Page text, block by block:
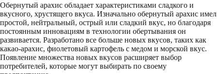
Обернутый арахис обладает характеристиками сладкого и
вкусного, хрустящего вкуса. Изначально обернутый арахис имел
простой, нейтральный, острый или сладкий вкус, но благодаря
постоянным инновациям в технологии обертывания он
развивается. Разработано все больше новых вкусов, таких как
какао-арахис, фиолетовый картофель с медом и морской вкус.
Появление множества новых вкусов расширяет выбор
потребителей, которые могут выбирать по своему